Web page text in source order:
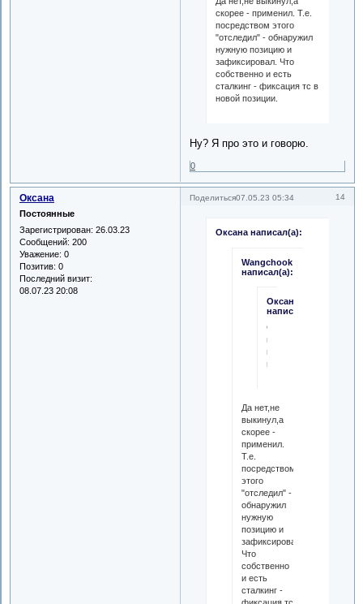
скорее - применил. Т.е.
посредством этого
"отследил" - обнаружил
нужную позицию и
зафиксировал. Что
собственно и есть
сталкинг - фиксация тс в
новой позиции.
Ну? Я про это и говорю.
0
Поделиться 14
07.05.23 05:34
Оксана
Постоянные
Зарегистрирован: 26.03.23
Сообщений: 200
Уважение: 0
Позитив: 0
Последний визит:
08.07.23 20:08
Оксана написал(а):
Wangchook
написал(а):
Оксана
написал(а):
Отследил,
проанализировал,
и
выкинул
Да нет,не
выкинул,а
скорее -
применил.
Т.е.
посредством
этого
"отследил" -
обнаружил
нужную
позицию и
зафиксировал.
Что
собственно
и есть
сталкинг -